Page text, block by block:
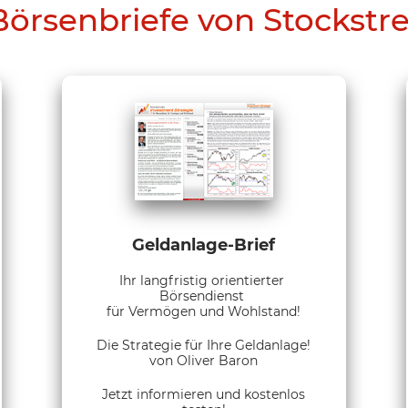
von
Geldanlage-Brief
Ihr langfristig orientierter
Börsendienst
für Vermögen und Wohlstand!
Die Strategie für Ihre Geldanlage!
von Oliver Baron
Jetzt informieren und kostenlos